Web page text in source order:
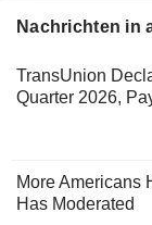
Nachrichten in
TransUnion
Quarter 2026,
More Americans
Has Moderated